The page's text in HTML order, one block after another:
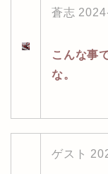
蒼志
こんな事
な。
ゲスト